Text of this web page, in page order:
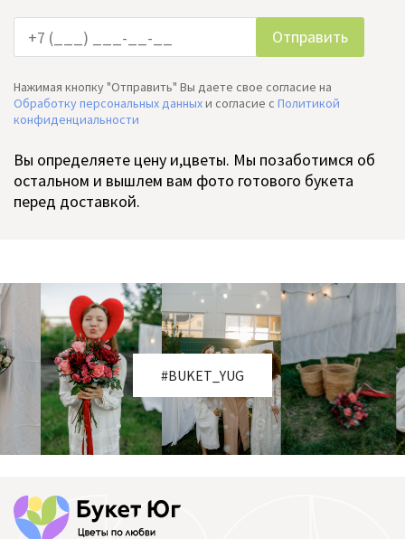
Нажимая кнопку "Отправить" Вы даете свое согласие на
Обработку персональных данныхи согласие c Политикой
конфиденциальности
Вы определяете цену и,цветы. Мы позаботимся об
остальном и вышлем вам фото готового букета
перед доставкой.
#BUKET_YUG